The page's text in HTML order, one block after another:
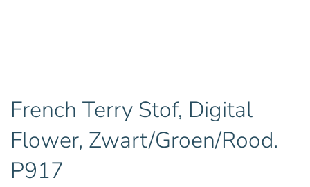
French Terry Stof, Digital
Flower, Zwart/Groen/Rood.
P917